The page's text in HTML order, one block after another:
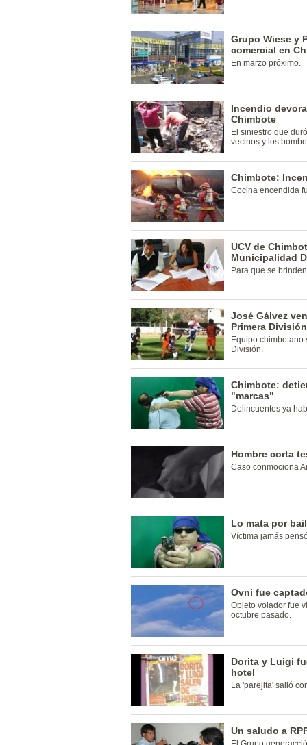
Grupo Wiese y
comercial en
En marzo próximo.
Incendio
Chimbote
El siniestro que
vecinos y los
Chimbote:
Cocina encendida
UCV de
Municipalidad
Para que se
José Gálvez
Primera División
Equipo
División.
Chimbote:
"marcas"
Delincuentes ya
Hombre corta
Caso conmociona
Lo mata por
Víctima jamás
Ovni fue
Objeto volador fue
octubre pasado.
Dorita y Luigi
hotel
La 'parejita' salió
Un saludo a